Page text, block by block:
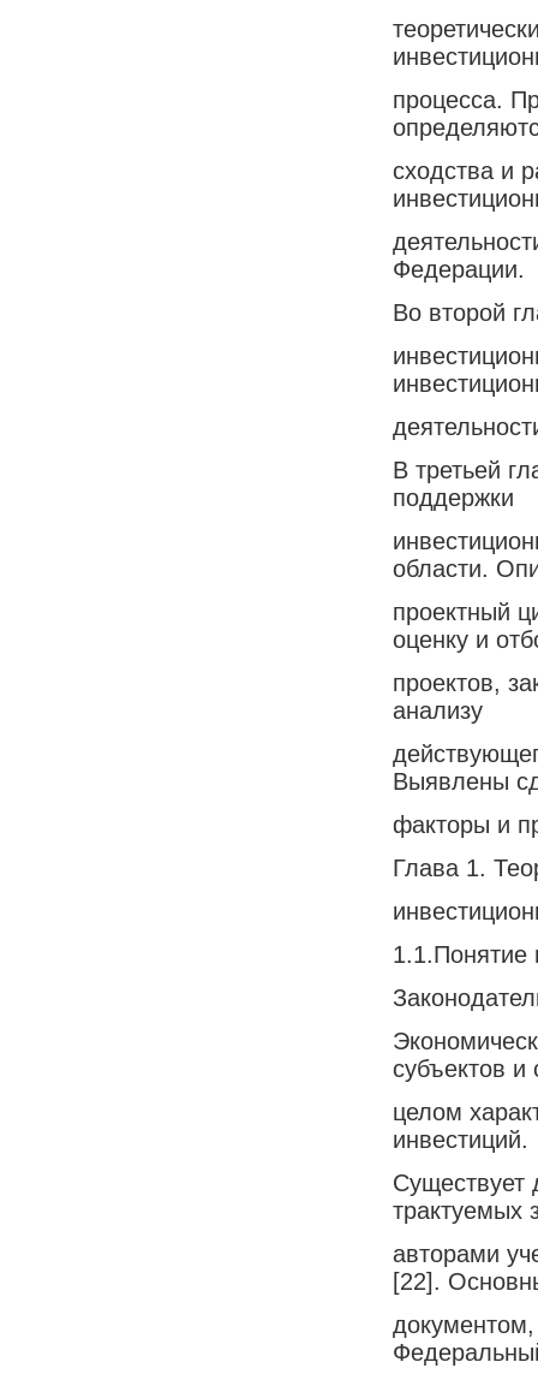
процесса.
сходства и
Федерации.
Во второй
В третьей
поддержки
области.
проектный
оценку и
проектов,
анализу
Выявлены
факторы и
Глава 1.
1.1.Понятие
субъектов и
целом
инвестиций.
Существует
трактуемых
авторами
[22].